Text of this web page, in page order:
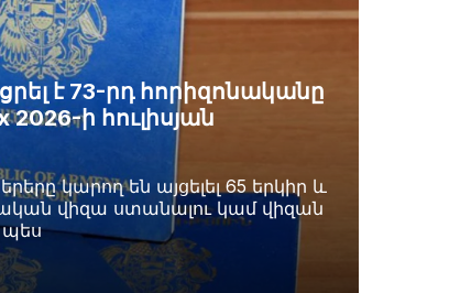
է 73-րդ հորիզոնականը
2026-ի հուլիսյան
կարող են այցելել 65 երկիր և
վիզա ստանալու կամ վիզան
պես